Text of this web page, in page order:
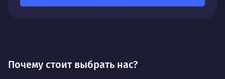
Почему стоит выбрать нас?